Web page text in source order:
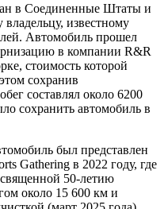
в Соединенные Штаты и
известному
Автомобиль прошел
в компании R&R
стоимость которой
сохранив
составлял около 6200
сохранить автомобиль в
был представлен
Gathering в 2022 году, где
50-летию
около 15 600 км и